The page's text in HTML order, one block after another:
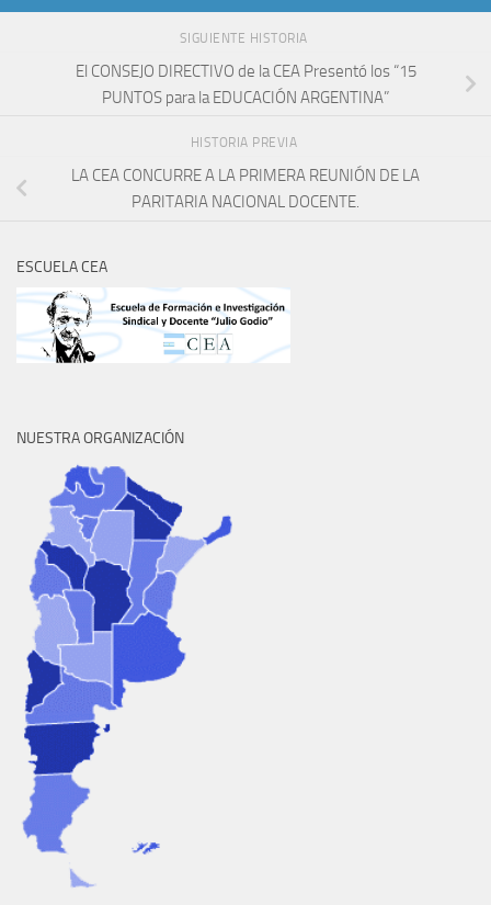
SIGUIENTE HISTORIA
El CONSEJO DIRECTIVO de la CEA Presentó los “15
PUNTOS para la EDUCACIÓN ARGENTINA”
HISTORIA PREVIA
LA CEA CONCURRE A LA PRIMERA REUNIÓN DE LA
PARITARIA NACIONAL DOCENTE.
ESCUELA CEA
NUESTRA ORGANIZACIÓN